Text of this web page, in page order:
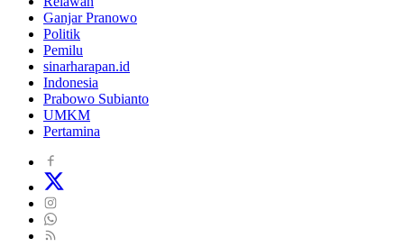
Ganjar Pranowo
Politik
Pemilu
sinarharapan.id
Indonesia
Prabowo Subianto
UMKM
Pertamina